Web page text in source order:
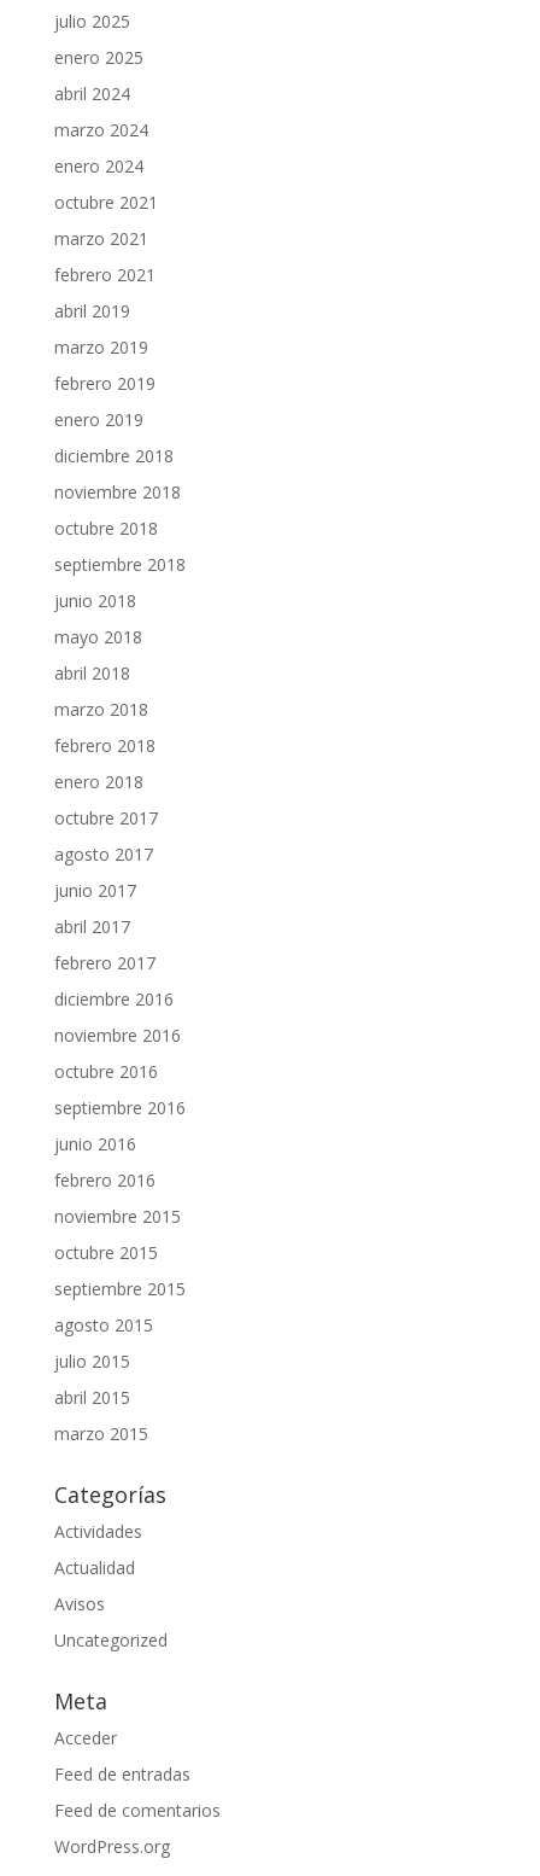
julio 2025
enero 2025
abril 2024
marzo 2024
enero 2024
octubre 2021
marzo 2021
febrero 2021
abril 2019
marzo 2019
febrero 2019
enero 2019
diciembre 2018
noviembre 2018
octubre 2018
septiembre 2018
junio 2018
mayo 2018
abril 2018
marzo 2018
febrero 2018
enero 2018
octubre 2017
agosto 2017
junio 2017
abril 2017
febrero 2017
diciembre 2016
noviembre 2016
octubre 2016
septiembre 2016
junio 2016
febrero 2016
noviembre 2015
octubre 2015
septiembre 2015
agosto 2015
julio 2015
abril 2015
marzo 2015
Categorías
Actividades
Actualidad
Avisos
Uncategorized
Meta
Acceder
Feed de entradas
Feed de comentarios
WordPress.org